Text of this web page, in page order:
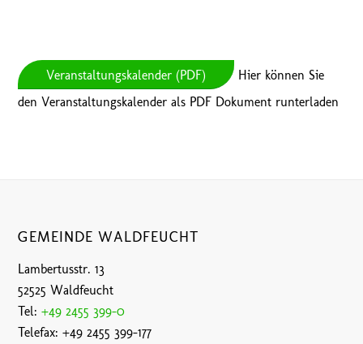
Veranstaltungskalender (PDF)
Hier können Sie
den Veranstaltungskalender als PDF Dokument runterladen
GEMEINDE WALDFEUCHT
Lambertusstr. 13
52525 Waldfeucht
Tel:+49 2455 399-0
Telefax: +49 2455 399-177